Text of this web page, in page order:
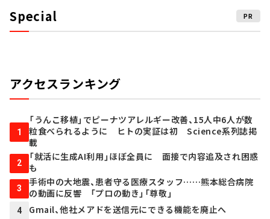
Special PR
アクセスランキング
1
「うんこ移植」でピーナツアレルギー改善、15人中6人が数
粒食べられるように ヒトの実証は初 Science系列誌掲
載
2
「就活に生成AI利用」ほぼ全員に 面接で内容追及され困惑
も
3
手術中の大地震、患者守る医療スタッフ……熊本総合病院
の動画に反響 「プロの動き」「尊敬」
4 Gmail、他社メアドを送信元にできる機能を廃止へ